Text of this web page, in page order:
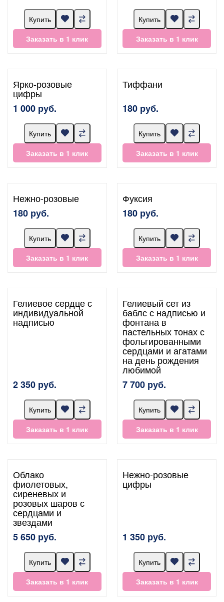
Купить
Заказать в 1 клик
Купить
Заказать в 1 клик
Ярко-розовые
цифры
1 000 руб.
Купить
Заказать в 1 клик
Тиффани
180 руб.
Купить
Заказать в 1 клик
Нежно-розовые
180 руб.
Купить
Заказать в 1 клик
Фуксия
180 руб.
Купить
Заказать в 1 клик
Гелиевое сердце с
индивидуальной
надписью
2 350 руб.
Купить
Заказать в 1 клик
Гелиевый сет из
баблс с надписью и
фонтана в
пастельных тонах с
фольгированными
сердцами и агатами
на день рождения
любимой
7 700 руб.
Купить
Заказать в 1 клик
Облако
фиолетовых,
сиреневых и
розовых шаров с
сердцами и
звездами
5 650 руб.
Купить
Заказать в 1 клик
Нежно-розовые
цифры
1 350 руб.
Купить
Заказать в 1 клик